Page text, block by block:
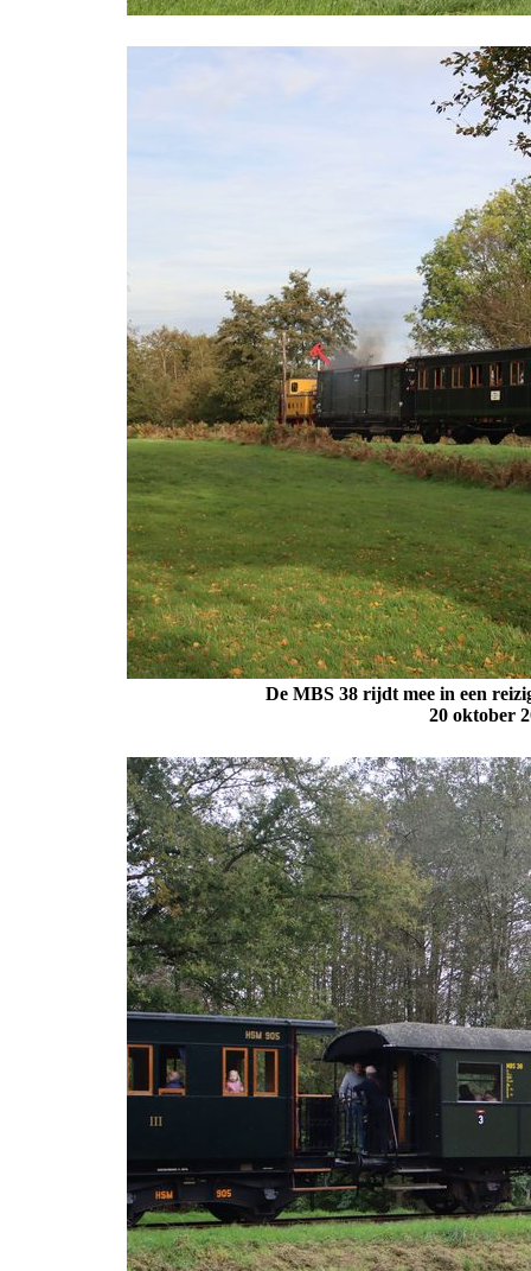
De MBS 38 rijdt mee in een
20 oktober